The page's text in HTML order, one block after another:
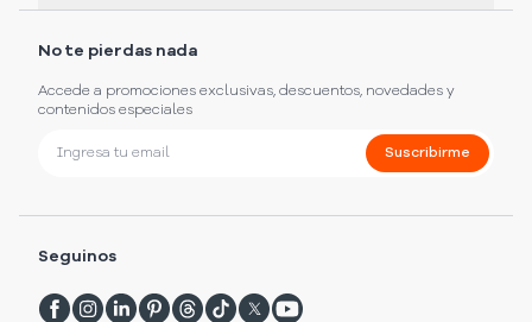
No te pierdas nada
Accede a promociones exclusivas, descuentos, novedades y
contenidos especiales
Suscribirme
Seguinos